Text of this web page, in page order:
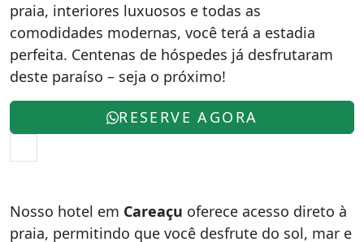
praia, interiores luxuosos e todas as
comodidades modernas, você terá a estadia
perfeita. Centenas de hóspedes já desfrutaram
deste paraíso – seja o próximo!
RESERVE AGORA
Nosso hotel em Careaçu oferece acesso direto à
praia, permitindo que você desfrute do sol, mar e